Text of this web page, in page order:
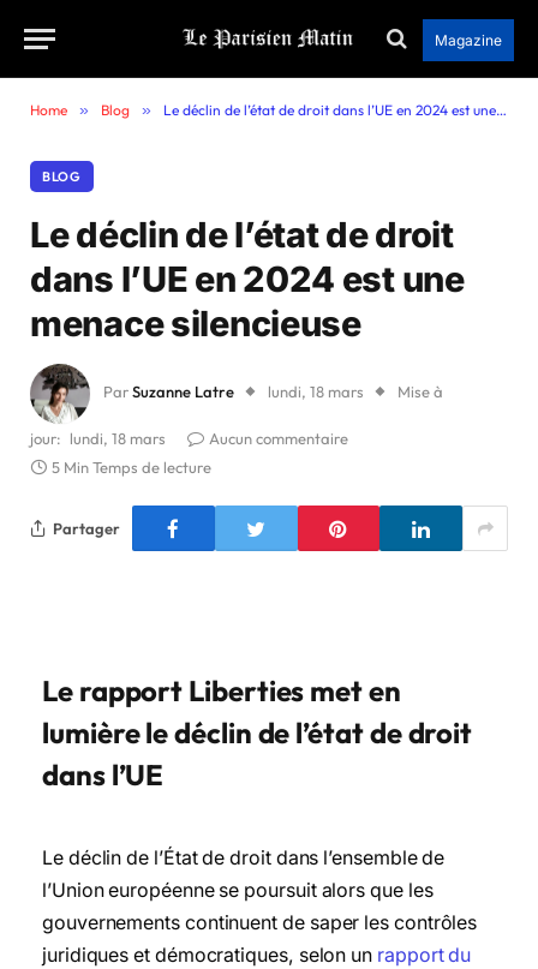
Magazine
Home » Blog » Le déclin de l’état de droit dans l’UE en 2024 est une menace silencieuse
BLOG
Le déclin de l’état de droit
dans l’UE en 2024 est une
menace silencieuse
ParSuzanne Latre lundi, 18 mars Mise à
jour: lundi, 18 mars
Aucun commentaire
5 Min Temps de lecture
Partager
Le rapport Liberties met en
lumière le déclin de l’état de droit
dans l’UE
Le déclin de l’État de droit dans l’ensemble de
l’Union européenne se poursuit alors que les
gouvernements continuent de saper les contrôles
juridiques et démocratiques, selon un rapport du